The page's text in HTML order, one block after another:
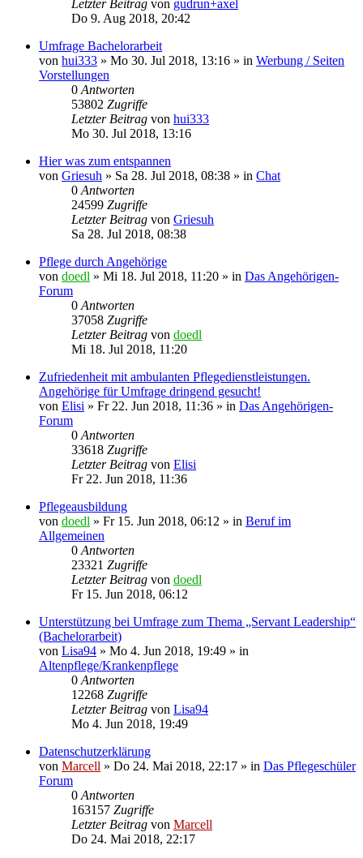
Letzter Beitrag von gudrun+axel
Do 9. Aug 2018, 20:42
Umfrage Bachelorarbeit
von hui333 » Mo 30. Jul 2018, 13:16 » in Werbung / Seiten
Vorstellungen
0 Antworten
53802 Zugriffe
Letzter Beitrag von hui333
Mo 30. Jul 2018, 13:16
Hier was zum entspannen
von Griesuh » Sa 28. Jul 2018, 08:38 » in Chat
0 Antworten
24599 Zugriffe
Letzter Beitrag von Griesuh
Sa 28. Jul 2018, 08:38
Pflege durch Angehörige
von doedl » Mi 18. Jul 2018, 11:20 » in Das Angehörigen-
Forum
0 Antworten
37058 Zugriffe
Letzter Beitrag von doedl
Mi 18. Jul 2018, 11:20
Zufriedenheit mit ambulanten Pflegedienstleistungen.
Angehörige für Umfrage dringend gesucht!
von Elisi » Fr 22. Jun 2018, 11:36 » in Das Angehörigen-
Forum
0 Antworten
33618 Zugriffe
Letzter Beitrag von Elisi
Fr 22. Jun 2018, 11:36
Pflegeausbildung
von doedl » Fr 15. Jun 2018, 06:12 » in Beruf im
Allgemeinen
0 Antworten
23321 Zugriffe
Letzter Beitrag von doedl
Fr 15. Jun 2018, 06:12
Unterstützung bei Umfrage zum Thema „Servant Leadership“
(Bachelorarbeit)
von Lisa94 » Mo 4. Jun 2018, 19:49 » in
Altenpflege/Krankenpflege
0 Antworten
12268 Zugriffe
Letzter Beitrag von Lisa94
Mo 4. Jun 2018, 19:49
Datenschutzerklärung
von Marcell » Do 24. Mai 2018, 22:17 » in Das Pflegeschüler
Forum
0 Antworten
163157 Zugriffe
Letzter Beitrag von Marcell
Do 24. Mai 2018, 22:17